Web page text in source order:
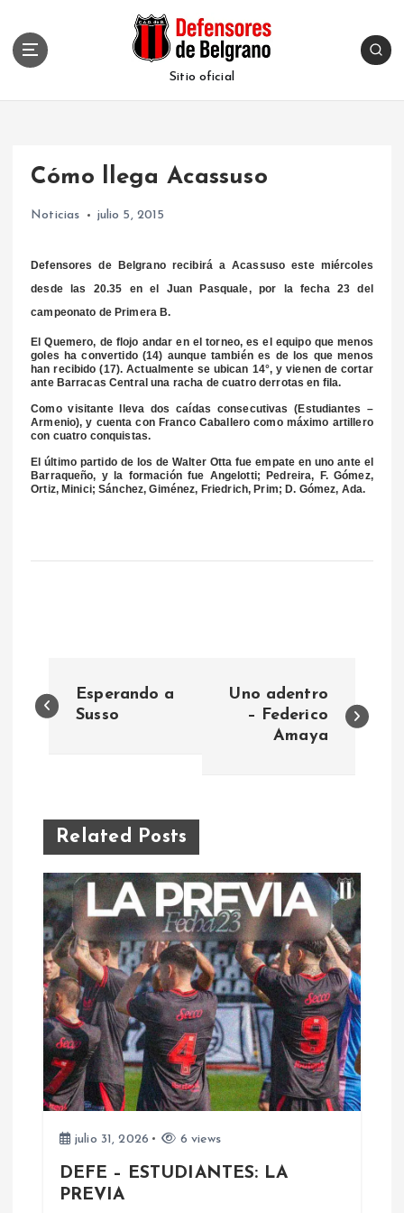
Sitio oficial
Cómo llega Acassuso
Noticias julio 5, 2015
Defensores de Belgrano recibirá a Acassuso este miércoles
desde las 20.35 en el Juan Pasquale, por la fecha 23 del
campeonato de Primera B.
El Quemero, de flojo andar en el torneo, es el equipo que menos
goles ha convertido (14) aunque también es de los que menos
han recibido (17). Actualmente se ubican 14°, y vienen de cortar
ante Barracas Central una racha de cuatro derrotas en fila.
Como visitante lleva dos caídas consecutivas (Estudiantes –
Armenio), y cuenta con Franco Caballero como máximo artillero
con cuatro conquistas.
El último partido de los de Walter Otta fue empate en uno ante el
Barraqueño, y la formación fue Angelotti; Pedreira, F. Gómez,
Ortiz, Minici; Sánchez, Giménez, Friedrich, Prim; D. Gómez, Ada.
a
e
g
a
c
ó
n
d
Esperando a
Susso
Uno adentro
– Federico
Amaya
Related Posts
julio 31, 2026 6 views
DEFE – ESTUDIANTES: LA
PREVIA